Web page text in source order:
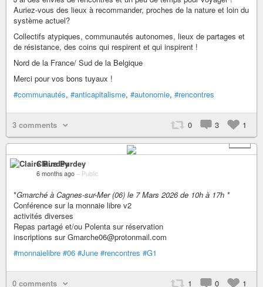
Auriez-vous des lieux à recommander, proches de la nature et loin du
système actuel?
Collectifs atypiques, communautés autonomes, lieux de partages et
de résistance, des coins qui respirent et qui inspirent !
Nord de la France/ Sud de la Belgique
Merci pour vos bons tuyaux !
#communautés, #anticapitalisme, #autonomie, #rencontres
3 comments 0 3
1
+ 1
Claire Purdey
6 months ago – Public
*Gmarché à Cagnes-sur-Mer (06) le 7 Mars 2026 de 10h à 17h *
Conférence sur la monnaie libre v2
activités diverses
Repas partagé et/ou Polenta sur réservation
inscriptions sur Gmarche06@protonmail.com
#monnaielibre #06 #June #rencontres #G1
0 comments 1 0 1